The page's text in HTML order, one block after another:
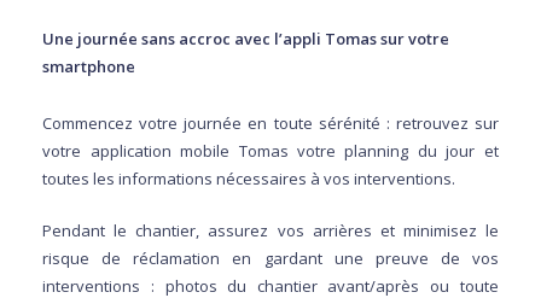
Une journée sans accroc avec l’appli Tomas sur votre
smartphone
Commencez votre journée en toute sérénité : retrouvez sur
votre application mobile Tomas votre planning du jour et
toutes les informations nécessaires à vos interventions.
Pendant le chantier, assurez vos arrières et minimisez le
risque de réclamation en gardant une preuve de vos
interventions : photos du chantier avant/après ou toute